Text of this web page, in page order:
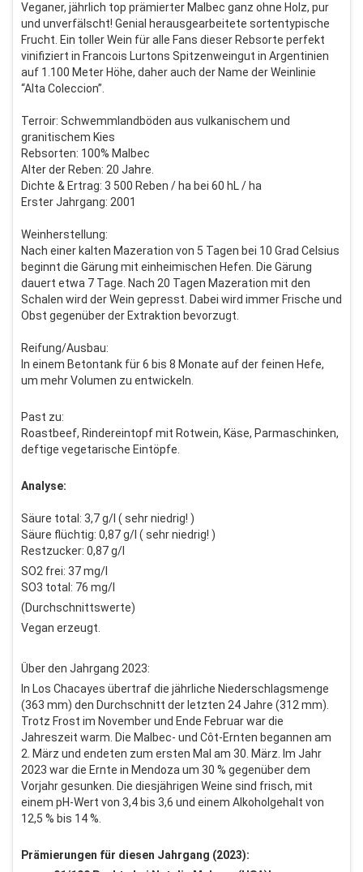
Veganer, jährlich top prämierter Malbec ganz ohne Holz, pur
und unverfälscht! Genial herausgearbeitete sortentypische
Frucht. Ein toller Wein für alle Fans dieser Rebsorte perfekt
vinifiziert in Francois Lurtons Spitzenweingut in Argentinien
auf 1.100 Meter Höhe, daher auch der Name der Weinlinie
“Alta Coleccion”.
Terroir: Schwemmlandböden aus vulkanischem und
granitischem Kies
Rebsorten: 100% Malbec
Alter der Reben: 20 Jahre.
Dichte & Ertrag: 3 500 Reben / ha bei 60 hL / ha
Erster Jahrgang: 2001
Weinherstellung:
Nach einer kalten Mazeration von 5 Tagen bei 10 Grad Celsius
beginnt die Gärung mit einheimischen Hefen. Die Gärung
dauert etwa 7 Tage. Nach 20 Tagen Mazeration mit den
Schalen wird der Wein gepresst. Dabei wird immer Frische und
Obst gegenüber der Extraktion bevorzugt.
Reifung/Ausbau:
In einem Betontank für 6 bis 8 Monate auf der feinen Hefe,
um mehr Volumen zu entwickeln.
Past zu:
Roastbeef, Rindereintopf mit Rotwein, Käse, Parmaschinken,
deftige vegetarische Eintöpfe.
Analyse:
Säure total: 3,7 g/l ( sehr niedrig! )
Säure flüchtig: 0,87 g/l ( sehr niedrig! )
Restzucker: 0,87 g/l
SO2 frei: 37 mg/l
SO3 total: 76 mg/l
(Durchschnittswerte)
Vegan erzeugt.
Über den Jahrgang 2023:
In Los Chacayes übertraf die jährliche Niederschlagsmenge
(363 mm) den Durchschnitt der letzten 24 Jahre (312 mm).
Trotz Frost im November und Ende Februar war die
Jahreszeit warm. Die Malbec- und Côt-Ernten begannen am
2. März und endeten zum ersten Mal am 30. März. Im Jahr
2023 war die Ernte in Mendoza um 30 % gegenüber dem
Vorjahr gesunken. Die diesjährigen Weine sind frisch, mit
einem pH-Wert von 3,4 bis 3,6 und einem Alkoholgehalt von
12,5 % bis 14 %.
Prämierungen für diesen Jahrgang (2023):